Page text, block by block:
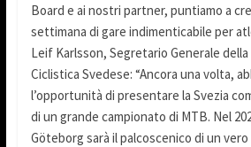
Board e ai nostri partner, puntiamo a
settimana di gare indimenticabile per
Leif Karlsson, Segretario Generale
Ciclistica Svedese: “Ancora una volta,
l’opportunità di presentare la Svezia
di un grande campionato di MTB. Nel
Göteborg sarà il palcoscenico di un